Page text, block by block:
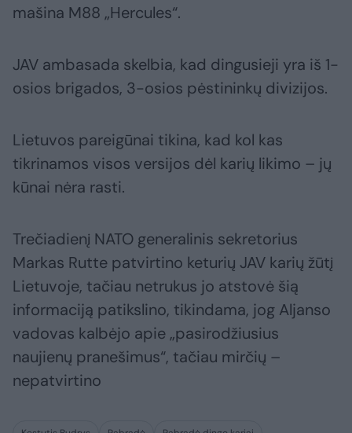
mašina M88 „Hercules“.
JAV ambasada skelbia, kad dingusieji yra iš 1-
osios brigados, 3-osios pėstininkų divizijos.
Lietuvos pareigūnai tikina, kad kol kas
tikrinamos visos versijos dėl karių likimo – jų
kūnai nėra rasti.
Trečiadienį NATO generalinis sekretorius
Markas Rutte patvirtino keturių JAV karių žūtį
Lietuvoje, tačiau netrukus jo atstovė šią
informaciją patikslino, tikindama, jog Aljanso
vadovas kalbėjo apie „pasirodžiusius
naujienų pranešimus“, tačiau mirčių –
nepatvirtino